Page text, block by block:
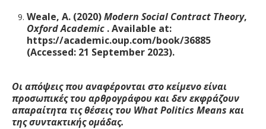
Weale, A. (2020)Modern Social Contract Theory,
Oxford Academic . Available at:
https://academic.oup.com/book/36885
(Accessed: 21 September 2023).
Οι απόψεις που αναφέρονται στο κείμενο είναι
προσωπικές του αρθρογράφου και δεν εκφράζουν
απαραίτητα τις θέσεις του WhatPolitics Means και
της συντακτικής ομάδας.